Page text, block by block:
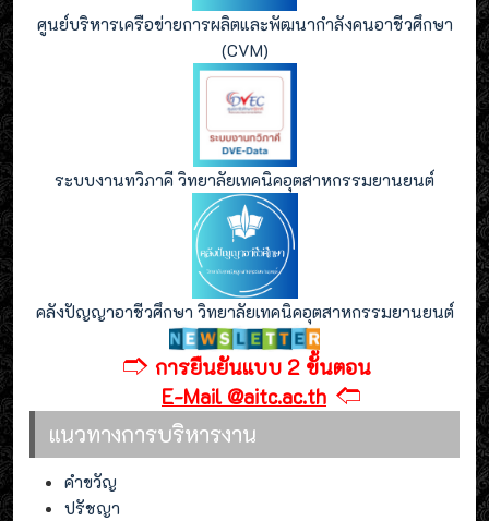
ศูนย์บริหารเครือข่ายการผลิตและพัฒนากำลังคนอาชีวศึกษา
(CVM)
ระบบงานทวิภาคี วิทยาลัยเทคนิคอุตสาหกรรมยานยนต์
คลังปัญญาอาชีวศึกษา วิทยาลัยเทคนิคอุตสาหกรรมยานยนต์
🢣 การยืนยันแบบ 2 ขั้นตอน
E-Mail @aitc.ac.th 🢢
แนวทางการบริหารงาน
คำขวัญ
ปรัชญา